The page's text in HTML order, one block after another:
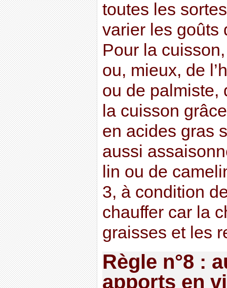
toutes les
varier les goûts
Pour la
ou, mieux, de
ou de palmiste,
la cuisson
en acides gras
aussi
lin ou de
3, à condition
chauffer car la
graisses et les
Règle n°8 :
apports en